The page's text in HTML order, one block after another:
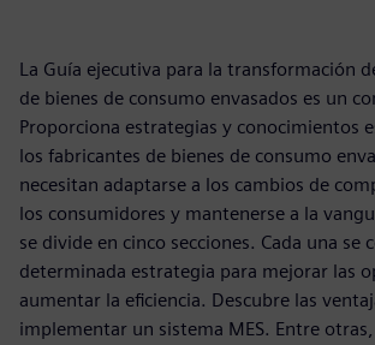
La Guía ejecutiva para la transformación
de bienes de consumo envasados es un
Proporciona estrategias y conocimientos
los fabricantes de bienes de consumo
necesitan adaptarse a los cambios de
los consumidores y mantenerse a la
se divide en cinco secciones. Cada una se
determinada estrategia para mejorar las
aumentar la eficiencia. Descubre las
implementar un sistema MES. Entre